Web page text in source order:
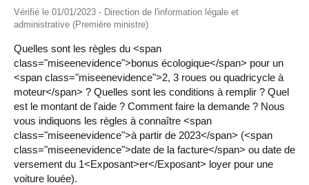
Vérifié le 01/01/2023 - Direction de l'information légale et
administrative (Première ministre)
Quelles sont les règles du <span
class="miseenevidence">bonus écologique</span> pour un
<span class="miseenevidence">2, 3 roues ou quadricycle à
moteur</span> ? Quelles sont les conditions à remplir ? Quel
est le montant de l'aide ? Comment faire la demande ? Nous
vous indiquons les règles à connaître <span
class="miseenevidence">à partir de 2023</span> (<span
class="miseenevidence">date de la facture</span> ou date de
versement du 1<Exposant>er</Exposant> loyer pour une
voiture louée).